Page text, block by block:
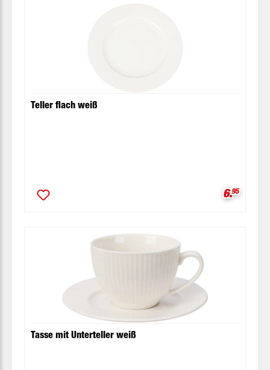
Teller flach weiß
6.95
Tasse mit Unterteller weiß